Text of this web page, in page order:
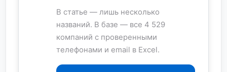
В статье — лишь несколько
названий. В базе — все 4 529
компаний с проверенными
телефонами и email в Excel.